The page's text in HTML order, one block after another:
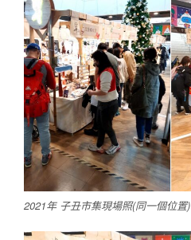
2021年 子丑市集現場照(同一個位置)